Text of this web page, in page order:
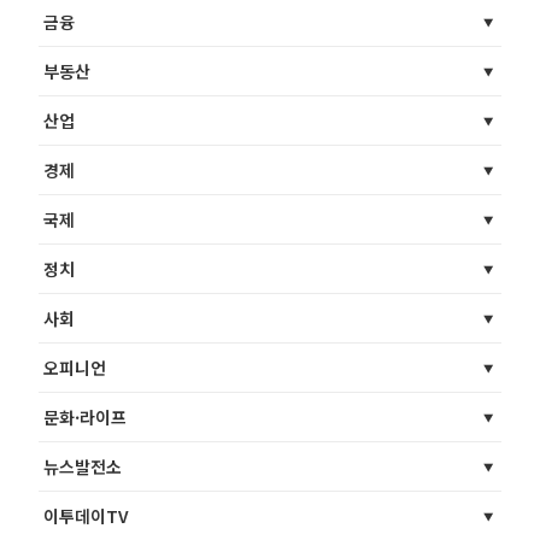
금융
부동산
산업
경제
국제
정치
사회
오피니언
문화·라이프
뉴스발전소
이투데이TV